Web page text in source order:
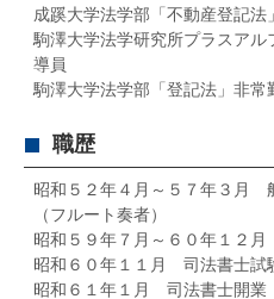
成蹊大学法学部「不動産登記法
駒澤大学法学研究所プラスア
導員
駒澤大学法学部「登記法」非常
職歴
昭和５２年４月～５７年３月
（フルート奏者）
昭和５９年７月～６０年１２
昭和６０年１１月 司法書士試
昭和６１年１月 司法書士開業